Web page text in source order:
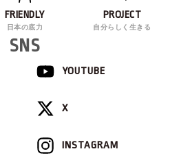
FRIENDLY
日本の底力
PROJECT
自分らしく生きる
SNS
YOUTUBE
X
INSTAGRAM